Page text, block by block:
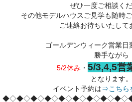
ぜひ一度ご相談くだ
その他モデルハウスご見学も随時
ご連絡お待ちいたして
ゴールデンウィーク営業日
勝手ながら
5/2休み・ 5/3,4,5営
となります。
イベント予約は ⇒こちら